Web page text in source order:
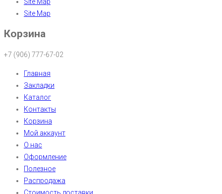
Site Map
Корзина
+7 (906) 777-67-02
Главная
Закладки
Каталог
Контакты
Корзина
Мой аккаунт
О нас
Оформление
Полезное
Распродажа